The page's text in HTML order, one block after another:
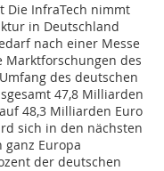
Die InfraTech nimmt
in Deutschland
nach einer Messe
des
des deutschen
47,8 Milliarden
48,3 Milliarden Euro
sich in den nächsten
ganz Europa
der deutschen